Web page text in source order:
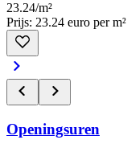
23.24/m²
Prijs: 23.24 euro per m²
Openingsuren